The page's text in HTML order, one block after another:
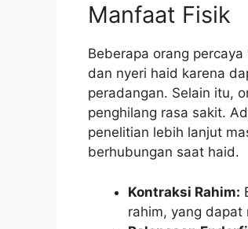
Manfaat Fisik
Beberapa orang
dan nyeri haid karena
peradangan. Selain itu,
penghilang rasa sakit.
penelitian lebih lanjut
berhubungan saat haid.
Kontraksi Rahim:
rahim, yang dapat